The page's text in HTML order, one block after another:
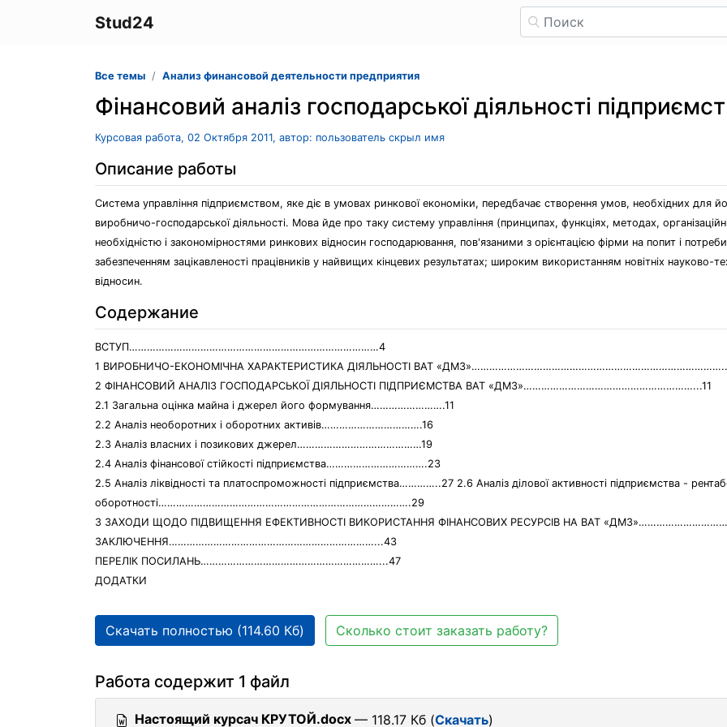
Stud24
Все темы Анализ финансовой деятельности предприятия
Фінансовий аналіз господарської діяльності
Курсовая работа, 02 Октября 2011, автор: пользователь скрыл имя
Описание работы
Система управління підприємством, яке діє в умовах ринкової економіки, передбачає створення умов, необхідних для
виробничо-господарської діяльності. Мова йде про таку систему управління (принципах, функціях, методах,
необхідністю і закономірностями ринкових відносин господарювання, пов'язаними з орієнтацією фірми на попит і
забезпеченням зацікавленості працівників у найвищих кінцевих результатах; широким використанням новітніх науково-
відносин.
Содержание
ВСТУП…………………………………………………………………………4
1 ВИРОБНИЧО-ЕКОНОМІЧНА ХАРАКТЕРИСТИКА ДІЯЛЬНОСТІ ВАТ
2 ФІНАНСОВИЙ АНАЛІЗ ГОСПОДАРСЬКОЇ ДІЯЛЬНОСТІ ПІДПРИЄМСТВА ВАТ «ДМЗ»…………………………………………………...11
2.1 Загальна оцінка майна і джерел його формування…………………….11
2.2 Аналіз необоротних і оборотних активів…………………………….16
2.3 Аналіз власних і позикових джерел……………………………………19
2.4 Аналіз фінансової стійкості підприємства…………………………….23
2.5 Аналіз ліквідності та платоспроможності підприємства…………..27 2.6 Аналіз ділової активності підприємства -
оборотності………………………………………………………………………….29
3 ЗАХОДИ ЩОДО ПІДВИЩЕННЯ ЕФЕКТИВНОСТІ ВИКОРИСТАННЯ ФІНАНСОВИХ РЕСУРСІВ НА ВАТ
ЗАКЛЮЧЕННЯ……………………………………………………………...43
ПЕРЕЛІК ПОСИЛАНЬ……………………………………………………...47
ДОДАТКИ
Скачать полностью (114.60 Кб) Сколько стоит заказать работу?
Работа содержит 1 файл
Настоящий курсач КРУТОЙ.docx — 118.17 Кб (Скачать)